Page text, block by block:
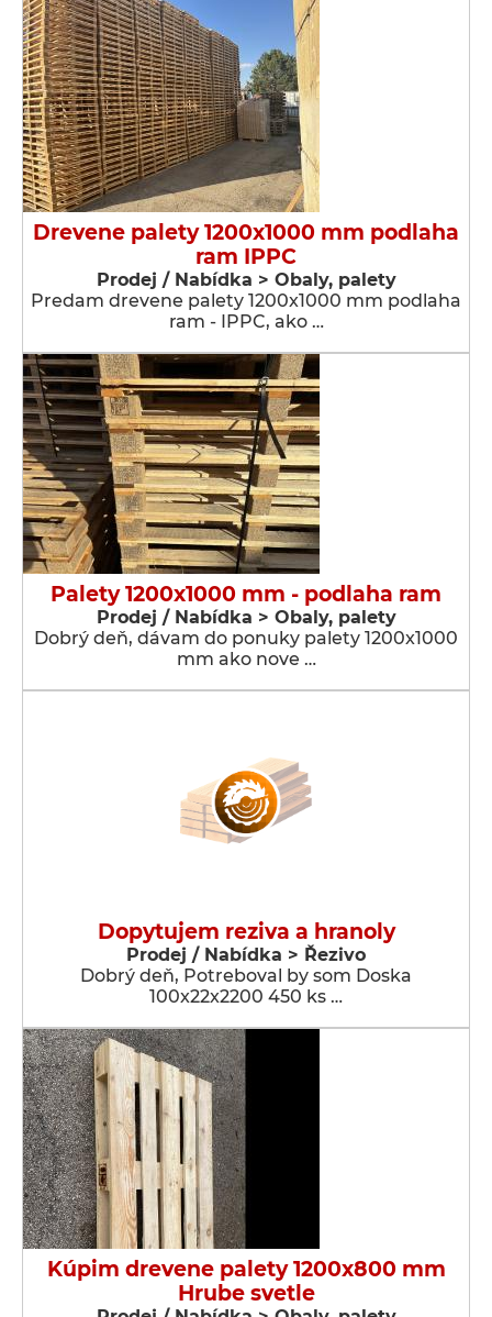
Drevene palety 1200x1000 mm podlaha
ram IPPC
Prodej / Nabídka > Obaly, palety
Predam drevene palety 1200x1000 mm podlaha
ram - IPPC, ako …
Palety 1200x1000 mm - podlaha ram
Prodej / Nabídka > Obaly, palety
Dobrý deň, dávam do ponuky palety 1200x1000
mm ako nove …
Dopytujem reziva a hranoly
Prodej / Nabídka > Řezivo
Dobrý deň, Potreboval by som Doska
100x22x2200 450 ks …
Kúpim drevene palety 1200x800 mm
Hrube svetle